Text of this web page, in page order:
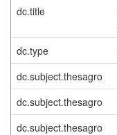
dc.title
dc.type
dc.subject.thesagro
dc.subject.thesagro
dc.subject.thesagro